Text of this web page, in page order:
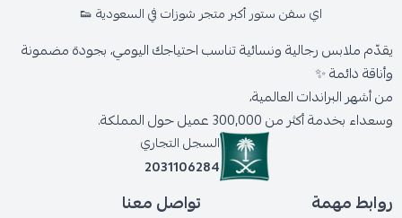
اي سفن ستور أكبر متجر شوزات في السعودية 👟
يقدّم ملابس رجالية ونسائية تناسب احتياجك اليومي، بجودة مضمونة
وأناقة دائمة ✨
من أشهر البراندات العالمية،
وسعداء بخدمة أكثر من 300,000 عميل حول المملكة.
السجل التجاري
2031106284
روابط مهمة تواصل معنا